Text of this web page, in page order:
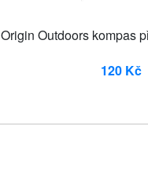
Origin Outdoors kompas
120 Kč